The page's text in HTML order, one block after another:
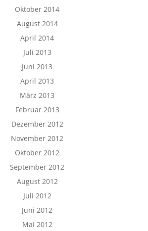
Oktober 2014
August 2014
April 2014
Juli 2013
Juni 2013
April 2013
März 2013
Februar 2013
Dezember 2012
November 2012
Oktober 2012
September 2012
August 2012
Juli 2012
Juni 2012
Mai 2012